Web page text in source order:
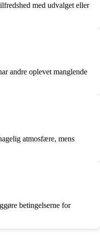
med udvalget eller
andre oplevet manglende
atmosfære, mens
betingelserne for